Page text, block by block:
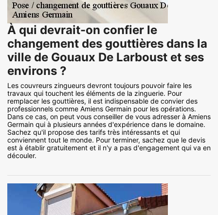
À qui devrait-on confier le
changement des gouttières dans la
ville de Gouaux De Larboust et ses
environs ?
Les couvreurs zingueurs devront toujours pouvoir faire les
travaux qui touchent les éléments de la zinguerie. Pour
remplacer les gouttières, il est indispensable de convier des
professionnels comme Amiens Germain pour les opérations.
Dans ce cas, on peut vous conseiller de vous adresser à Amiens
Germain qui à plusieurs années d'expérience dans le domaine.
Sachez qu'il propose des tarifs très intéressants et qui
conviennent tout le monde. Pour terminer, sachez que le devis
est à établir gratuitement et il n'y a pas d'engagement qui va en
découler.